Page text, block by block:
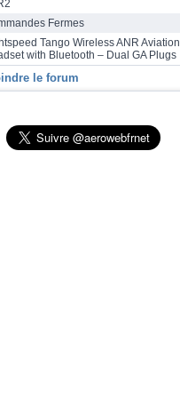
a inauguré une deuxième ligne
final de la famille A320 à Toulouse
Fermes
Tango Wireless ANR Aviation
with Bluetooth – Dual GA Plugs
le forum